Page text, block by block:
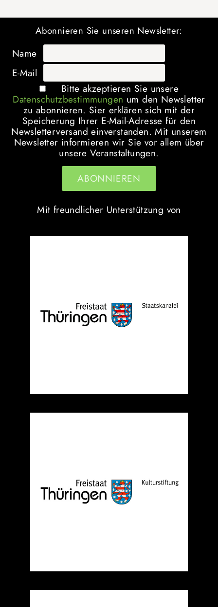
Abonnieren Sie unseren Newsletter:
Name
E-Mail
Bitte akzeptieren Sie unsere
Datenschutzbestimmungen um den Newsletter
zu abonnieren. Sier erklären sich mit der
Speicherung Ihrer E-Mail-Adresse für den
Newsletterversand einverstanden. Mit unserem
Newsletter informieren wir Sie vor allem über
unsere Veranstaltungen.
Mit freundlicher Unterstützung von